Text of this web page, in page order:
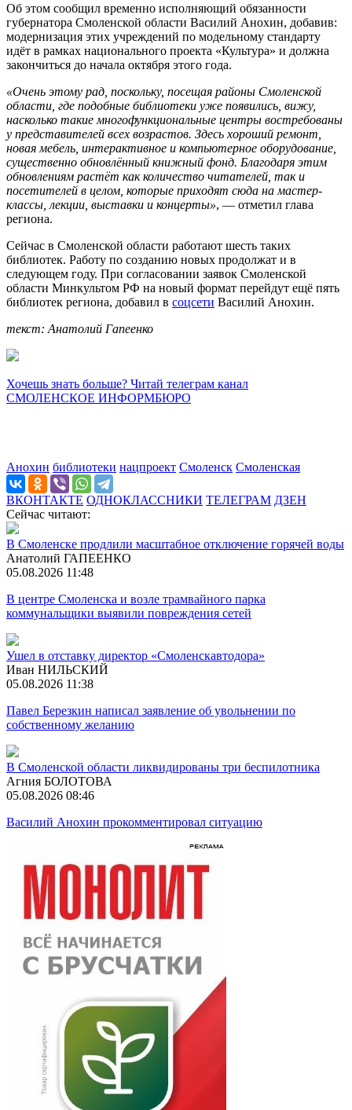
Об этом сообщил временно исполняющий обязанности
губернатора Смоленской области Василий Анохин, добавив:
модернизация этих учреждений по модельному стандарту
идёт в рамках национального проекта «Культура» и должна
закончиться до начала октября этого года.
«Очень этому рад, поскольку, посещая районы Смоленской
области, где подобные библиотеки уже появились, вижу,
насколько такие многофункциональные центры востребованы
у представителей всех возрастов. Здесь хороший ремонт,
новая мебель, интерактивное и компьютерное оборудование,
существенно обновлённый книжный фонд. Благодаря этим
обновлениям растёт как количество читателей, так и
посетителей в целом, которые приходят сюда на мастер-
классы, лекции, выставки и концерты», — отметил глава
региона.
Сейчас в Смоленской области работают шесть таких
библиотек. Работу по созданию новых продолжат и в
следующем году. При согласовании заявок Смоленской
области Минкультом РФ на новый формат перейдут ещё пять
библиотек региона, добавил в соцсети Василий Анохин.
текст: Анатолий Гапеенко
Хочешь знать больше? Читай телеграм канал
СМОЛЕНСКОЕ ИНФОРМБЮРО
Анохин библиотеки нацпроект Смоленск Смоленская
ВКОНТАКТЕ ОДНОКЛАССНИКИ ТЕЛЕГРАМ ДЗЕН
Сейчас читают:
В Смоленске продлили масштабное отключение горячей воды
Анатолий ГАПЕЕНКО
05.08.2026 11:48
В центре Смоленска и возле трамвайного парка
коммунальщики выявили повреждения сетей
Ушел в отставку директор «Смоленскавтодора»
Иван НИЛЬСКИЙ
05.08.2026 11:38
Павел Березкин написал заявление об увольнении по
собственному желанию
В Смоленской области ликвидированы три беспилотника
Агния БОЛОТОВА
05.08.2026 08:46
Василий Анохин прокомментировал ситуацию